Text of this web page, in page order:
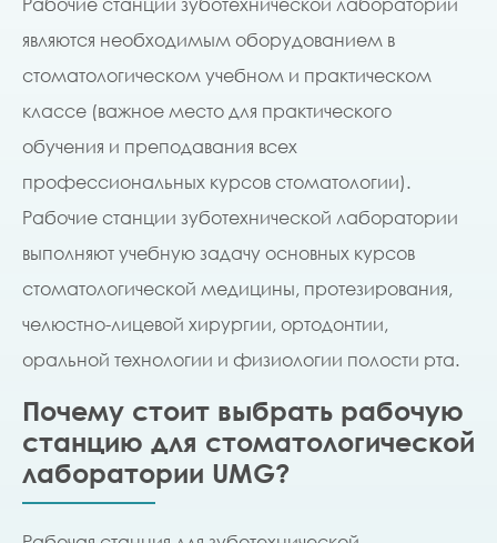
являются необходимым оборудованием в
стоматологическом учебном и практическом
классе (важное место для практического
обучения и преподавания всех
профессиональных курсов стоматологии).
Рабочие станции зуботехнической лаборатории
выполняют учебную задачу основных курсов
стоматологической медицины, протезирования,
челюстно-лицевой хирургии, ортодонтии,
оральной технологии и физиологии полости рта.
Почему стоит выбрать рабочую
станцию ​​для стоматологической
лаборатории UMG?